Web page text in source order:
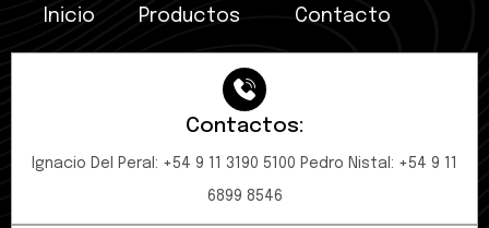
Inicio Productos Contacto
Contactos:
Ignacio Del Peral: +54 9 11 3190 5100 Pedro Nistal: +54 9 11
6899 8546